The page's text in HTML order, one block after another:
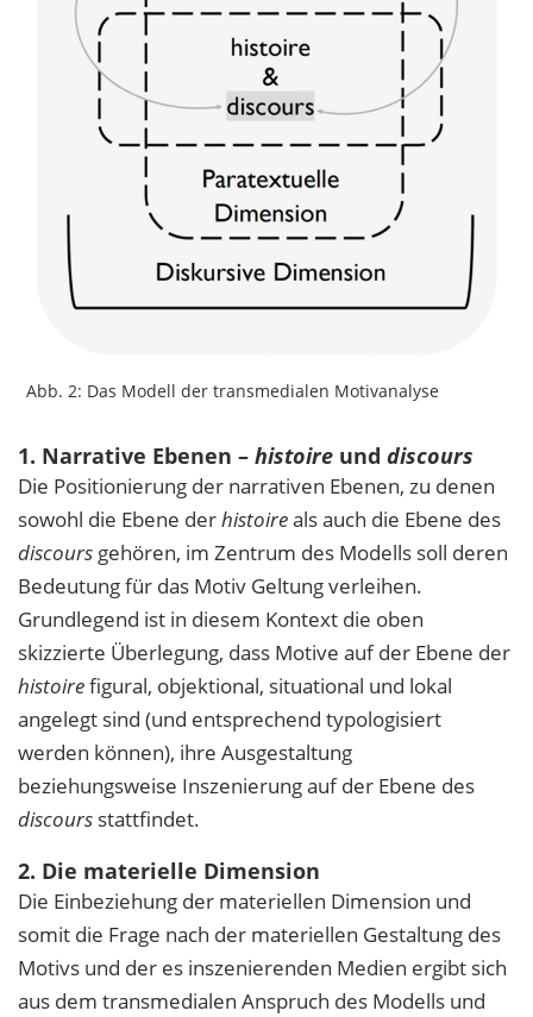
Abb. 2: Das Modell der transmedialen Motivanalyse
1. Narrative Ebenen – histoire und discours
Die Positionierung der narrativen Ebenen, zu denen
sowohl die Ebene derhistoireals auch die Ebene des
discours gehören, im Zentrum des Modells soll deren
Bedeutung für das Motiv Geltung verleihen.
Grundlegend ist in diesem Kontext die oben
skizzierte Überlegung, dass Motive auf der Ebene der
histoirefigural, objektional, situational und lokal
angelegt sind (und entsprechend typologisiert
werden können), ihre Ausgestaltung
beziehungsweise Inszenierung auf der Ebene des
discours stattfindet.
2. Die materielle Dimension
Die Einbeziehung der materiellen Dimension und
somit die Frage nach der materiellen Gestaltung des
Motivs und der es inszenierenden Medien ergibt sich
aus dem transmedialen Anspruch des Modells und